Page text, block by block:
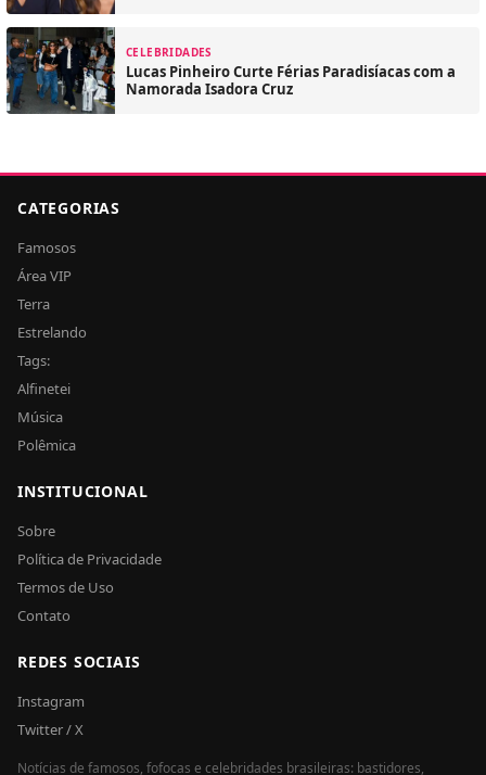
CELEBRIDADES
Lucas Pinheiro Curte Férias Paradisíacas com a
Namorada Isadora Cruz
CATEGORIAS
Famosos
Área VIP
Terra
Estrelando
Tags:
Alfinetei
Música
Polêmica
INSTITUCIONAL
Sobre
Política de Privacidade
Termos de Uso
Contato
REDES SOCIAIS
Instagram
Twitter / X
Notícias de famosos, fofocas e celebridades brasileiras: bastidores,